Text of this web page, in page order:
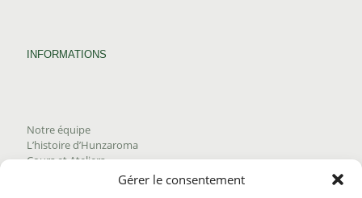
Gérer le consentement
INFORMATIONS
Notre équipe
L’histoire d’Hunzaroma
Cours et Ateliers